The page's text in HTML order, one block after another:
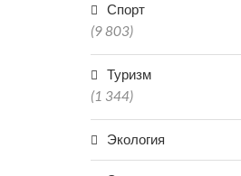
Спорт
(9 803)
Туризм
(1 344)
Экология